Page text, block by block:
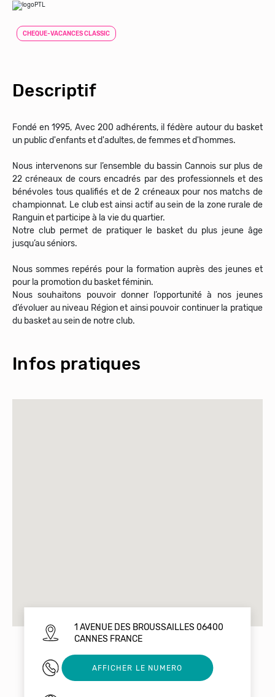
CHEQUE-VACANCES CLASSIC
Descriptif
Fondé en 1995, Avec 200 adhérents, il fédère autour du basket
un public d'enfants et d'adultes, de femmes et d'hommes.
Nous intervenons sur l’ensemble du bassin Cannois sur plus de
22 créneaux de cours encadrés par des professionnels et des
bénévoles tous qualifiés et de 2 créneaux pour nos matchs de
championnat. Le club est ainsi actif au sein de la zone rurale de
Ranguin et participe à la vie du quartier.
Notre club permet de pratiquer le basket du plus jeune âge
jusqu’au séniors.
Nous sommes repérés pour la formation auprès des jeunes et
pour la promotion du basket féminin.
Nous souhaitons pouvoir donner l’opportunité à nos jeunes
d’évoluer au niveau Région et ainsi pouvoir continuer la pratique
Infos pratiques
1 AVENUE DES BROUSSAILLES 06400
CANNES FRANCE
0689354117
AFFICHER LE NUMERO